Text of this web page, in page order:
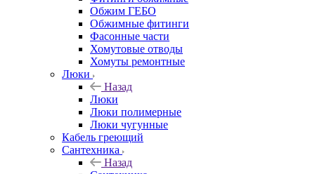
Обжим ГЕБО
Обжимные фитинги
Фасонные части
Хомутовые отводы
Хомуты ремонтные
Люки
Назад
Люки
Люки полимерные
Люки чугунные
Кабель греющий
Сантехника
Назад